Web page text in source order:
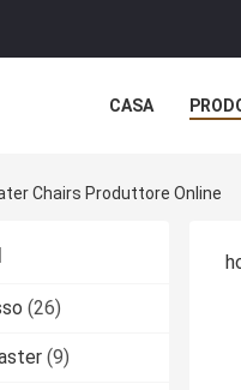
CASA
Chairs Produttore Online
(26)
(9)